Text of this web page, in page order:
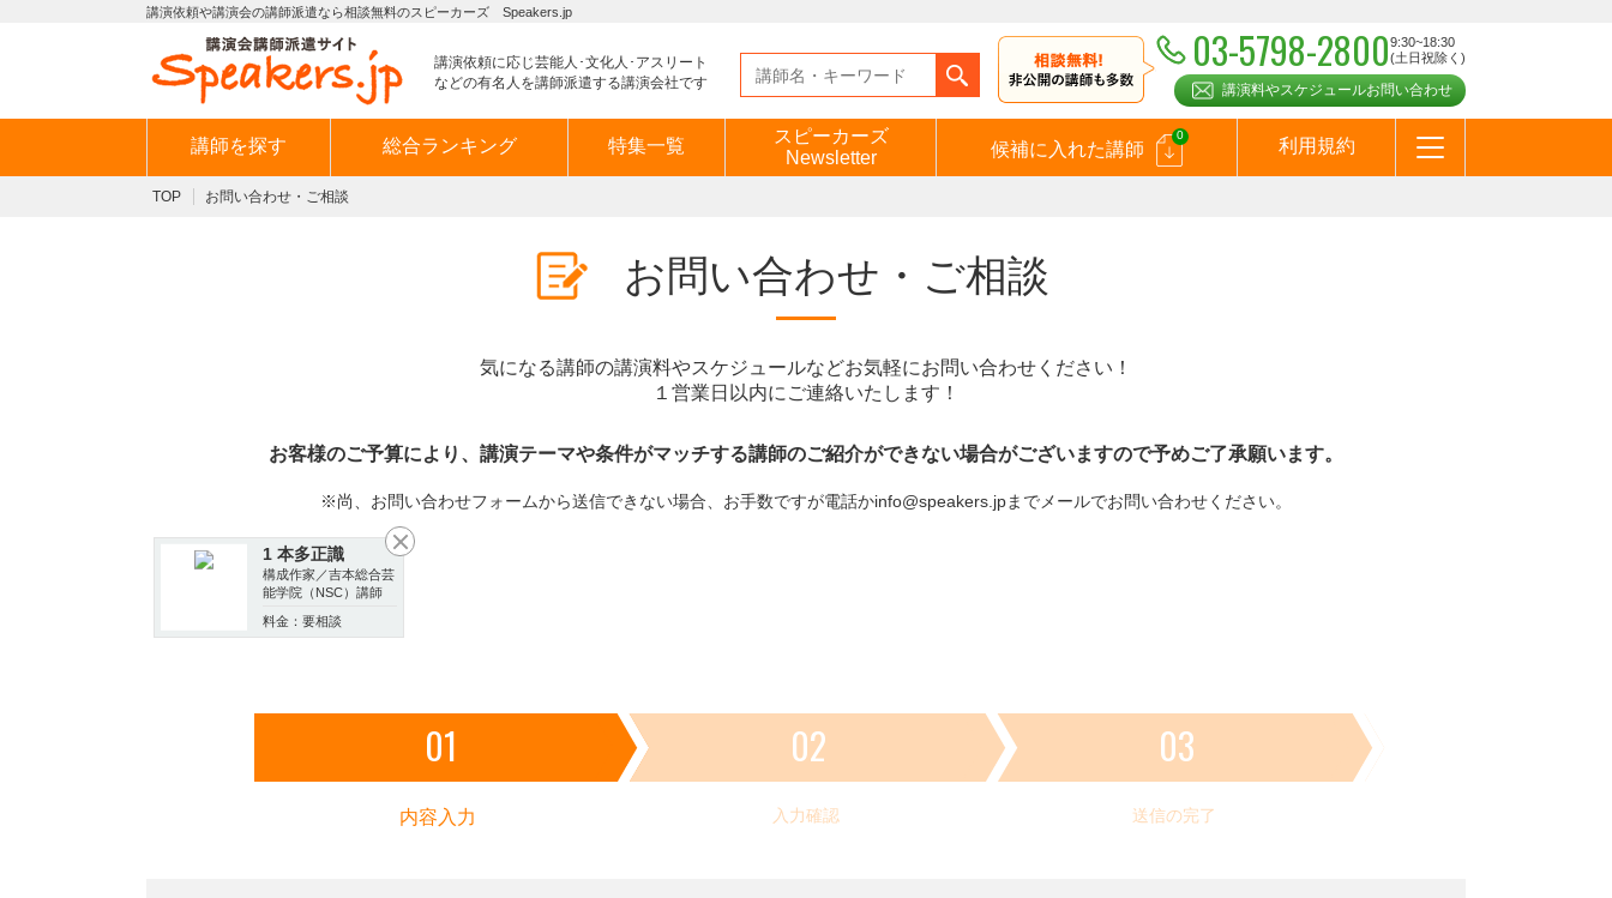
講演依頼や講演会の講師派遣なら相談無料のスピーカーズ Speakers.jp
講演依頼に応じ芸能人･文化人･アスリート
などの有名人を講師派遣する講演会社です
03-5798-28009:30~18:30
(土日祝除く)
講演料やスケジュールお問い合わせ
講師を探す 総合ランキング 特集一覧
スピーカーズ
Newsletter
候補に入れた講師
0
利用規約
TOP お問い合わせ・ご相談
お問い合わせ・ご相談
気になる講師の講演料やスケジュールなどお気軽にお問い合わせください！
１営業日以内にご連絡いたします！
お客様のご予算により、講演テーマや条件がマッチする講師のご紹介ができない場合がございますので予めご了承願います。
※尚、お問い合わせフォームから送信できない場合、お手数ですが電話かinfo@speakers.jpまでメールでお問い合わせください。
1 本多正識
構成作家／吉本総合芸
能学院（NSC）講師
料金：要相談
01
内容入力
02
入力確認
03
送信の完了